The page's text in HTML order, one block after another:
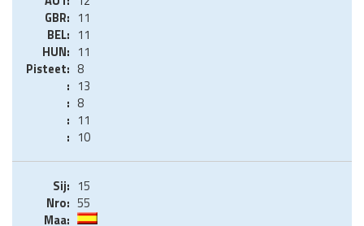
11
11
11
8
13
8
11
10
15
55